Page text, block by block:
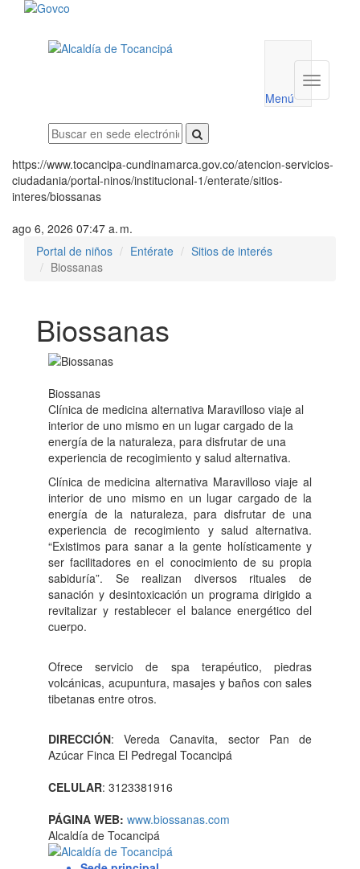
utilidades
Menú
Menú
https://www.tocancipa-cundinamarca.gov.co/atencion-servicios-
ciudadania/portal-ninos/institucional-1/enterate/sitios-
interes/biossanas
ago 6, 2026 07:47 a. m.
Portal de niños
Entérate
Sitios de interés
Biossanas
Biossanas
Biossanas
Clínica de medicina alternativa Maravilloso viaje al
interior de uno mismo en un lugar cargado de la
energía de la naturaleza, para disfrutar de una
experiencia de recogimiento y salud alternativa.
Clínica de medicina alternativa Maravilloso viaje al
interior de uno mismo en un lugar cargado de la
energía de la naturaleza, para disfrutar de una
experiencia de recogimiento y salud alternativa.
“Existimos para sanar a la gente holísticamente y
ser facilitadores en el conocimiento de su propia
sabiduría”. Se realizan diversos rituales de
sanación y desintoxicación un programa dirigido a
revitalizar y restablecer el balance energético del
cuerpo.
Ofrece servicio de spa terapéutico, piedras
volcánicas, acupuntura, masajes y baños con sales
tibetanas entre otros.
DIRECCIÓN: Vereda Canavita, sector Pan de
Azúcar Finca El Pedregal Tocancipá
CELULAR: 3123381916
PÁGINA WEB: www.biossanas.com
Alcaldía de Tocancipá